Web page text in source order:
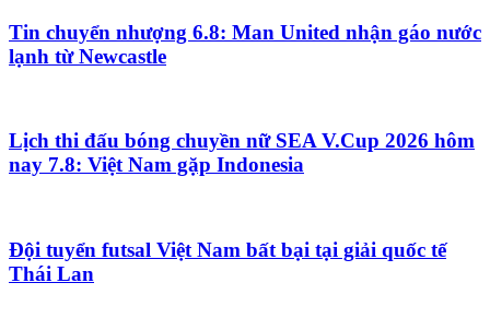
Tin chuyển nhượng 6.8: Man United nhận gáo nước
lạnh từ Newcastle
Lịch thi đấu bóng chuyền nữ SEA V.Cup 2026 hôm
nay 7.8: Việt Nam gặp Indonesia
Đội tuyển futsal Việt Nam bất bại tại giải quốc tế
Thái Lan